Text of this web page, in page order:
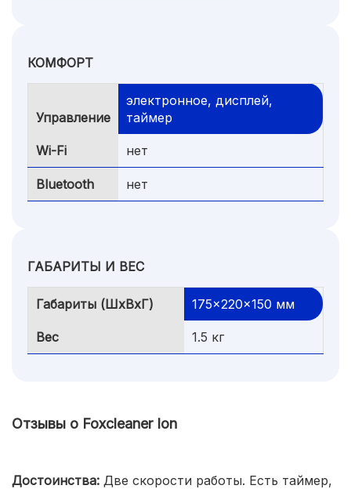
КОМФОРТ
Управление
электронное, дисплей,
таймер
Wi-Fi нет
Bluetooth нет
ГАБАРИТЫ И ВЕС
Габариты (ШхВхГ) 175x220x150 мм
Вес 1.5 кг
Отзывы о Foxcleaner Ion
Достоинства: Две скорости работы. Есть таймер,